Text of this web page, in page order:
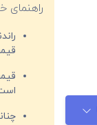
راهنمای